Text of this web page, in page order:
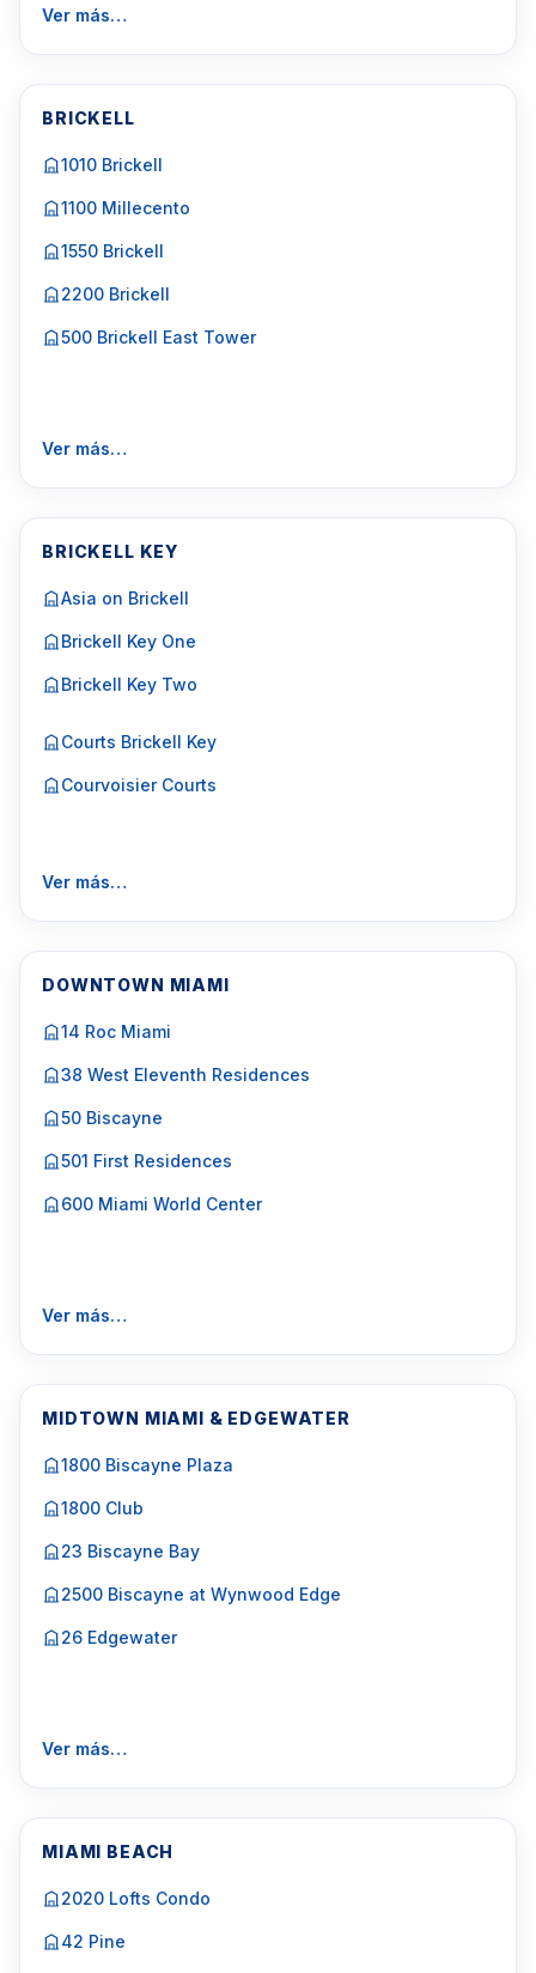
Ver más…
BRICKELL
1010 Brickell
1100 Millecento
1550 Brickell
2200 Brickell
500 Brickell East Tower
Ver más…
BRICKELL KEY
Asia on Brickell
Brickell Key One
Brickell Key Two
Courts Brickell Key
Courvoisier Courts
Ver más…
DOWNTOWN MIAMI
14 Roc Miami
38 West Eleventh Residences
50 Biscayne
501 First Residences
600 Miami World Center
Ver más…
MIDTOWN MIAMI & EDGEWATER
1800 Biscayne Plaza
1800 Club
23 Biscayne Bay
2500 Biscayne at Wynwood Edge
26 Edgewater
Ver más…
MIAMI BEACH
2020 Lofts Condo
42 Pine